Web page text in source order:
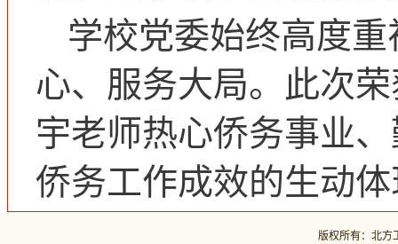
学校党委始终高度
心、服务大局。此次
宇老师热心侨务事业
侨务工作成效的生动
版权所有：北方